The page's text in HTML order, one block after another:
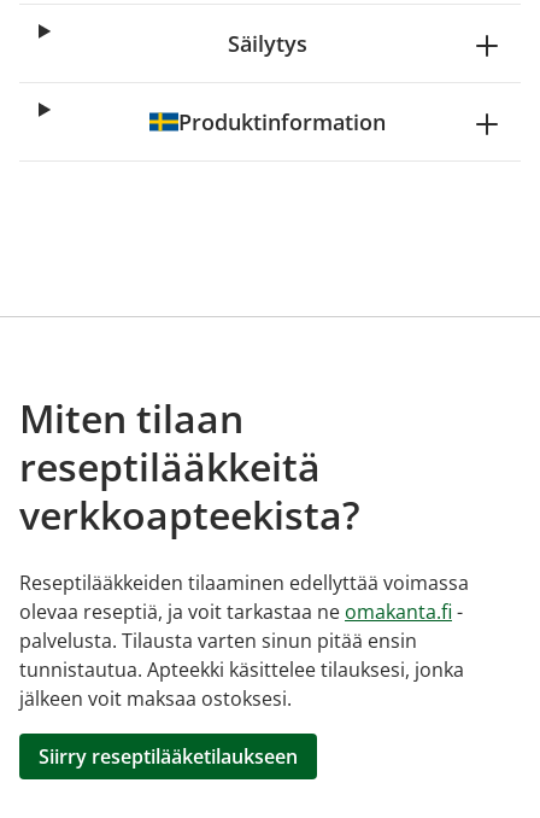
Säilytys
Produktinformation
Miten tilaan
reseptilääkkeitä
verkkoapteekista?
Reseptilääkkeiden tilaaminen edellyttää voimassa
olevaa reseptiä, ja voit tarkastaa ne omakanta.fi -
palvelusta. Tilausta varten sinun pitää ensin
tunnistautua. Apteekki käsittelee tilauksesi, jonka
jälkeen voit maksaa ostoksesi.
Siirry reseptilääketilaukseen